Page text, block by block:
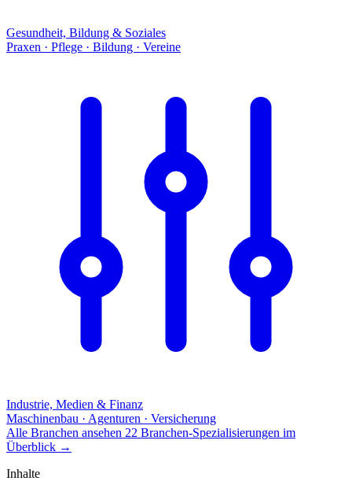
Gesundheit, Bildung & Soziales
Praxen · Pflege · Bildung · Vereine
Industrie, Medien & Finanz
Maschinenbau · Agenturen · Versicherung
Alle Branchen ansehen 22 Branchen-Spezialisierungen im
Überblick →
Inhalte